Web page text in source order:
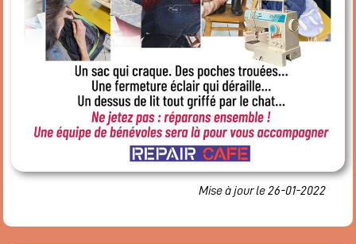
Flux RSS événements
Rapports et documents
Mise à jour le 26-01-2022